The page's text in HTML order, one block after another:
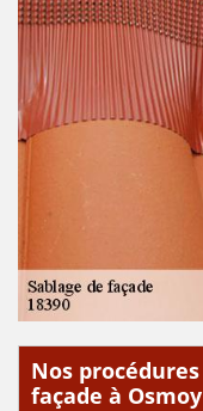
Nos
façade à Osmoy